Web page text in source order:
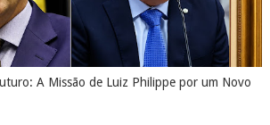
A Missão de Luiz Philippe por um Novo